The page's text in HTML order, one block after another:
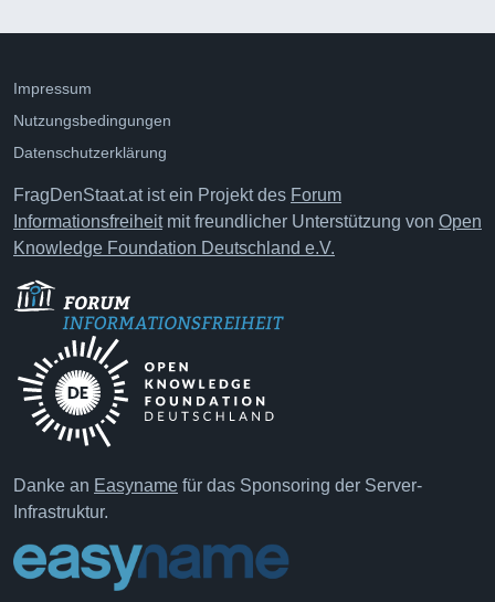
Impressum
Nutzungsbedingungen
Datenschutzerklärung
FragDenStaat.at ist ein Projekt des Forum
Informationsfreiheitmit freundlicher Unterstützung von Open
Knowledge Foundation Deutschland e.V.
Danke an Easyname für das Sponsoring der Server-
Infrastruktur.